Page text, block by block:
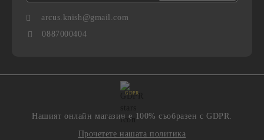
arcus.knish@gmail.com
0887000404
GDPR
Нашият онлайн магазин е 100% съобразен с GDPR.
Прочетете нашата политика